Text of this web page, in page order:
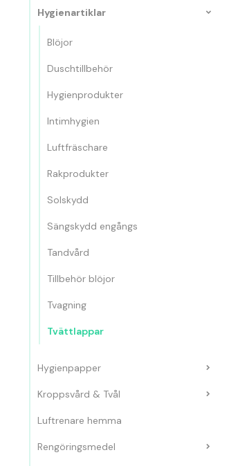
Hygienartiklar
Blöjor
Duschtillbehör
Hygienprodukter
Intimhygien
Luftfräschare
Rakprodukter
Solskydd
Sängskydd engångs
Tandvård
Tillbehör blöjor
Tvagning
Tvättlappar
Hygienpapper
Kroppsvård & Tvål
Luftrenare hemma
Rengöringsmedel